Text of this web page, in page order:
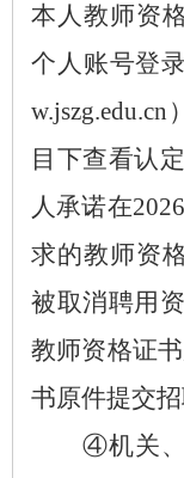
本人教师资
个人账号登
目下查看认
人承诺在
求的教师资
被取消聘用
教师资格证
书原件提交招
④机关